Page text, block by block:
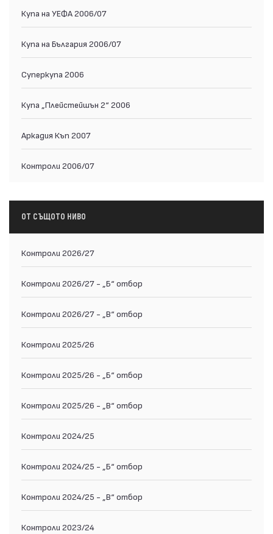
Купа на УЕФА 2006/07
Купа на България 2006/07
Суперкупа 2006
Купа „Плейстейшън 2“ 2006
Аркадия Къп 2007
Контроли 2006/07
ОТ СЪЩОТО НИВО
Контроли 2026/27
Контроли 2026/27 - „Б“ отбор
Контроли 2026/27 - „В“ отбор
Контроли 2025/26
Контроли 2025/26 - „Б“ отбор
Контроли 2025/26 - „В“ отбор
Контроли 2024/25
Контроли 2024/25 - „Б“ отбор
Контроли 2024/25 - „В“ отбор
Контроли 2023/24